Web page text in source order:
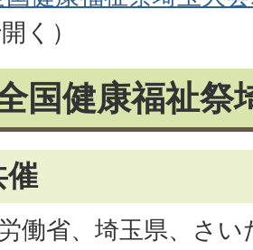
く）
国健康福祉祭
催
働省、埼玉県、さ